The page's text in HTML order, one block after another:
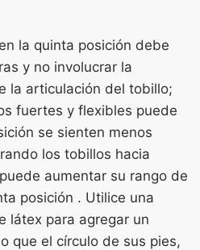
la quinta posición debe
y no involucrar la
la articulación del tobillo;
fuertes y flexibles puede
se sienten menos
los tobillos hacia
aumentar su rango de
posición . Utilice una
látex para agregar un
que el círculo de sus pies,